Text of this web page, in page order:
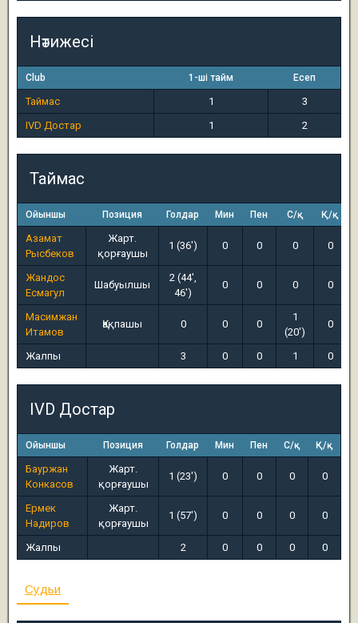
Нәтижесі
Club 1-ші тайм Есеп
Таймас 1
3
IVD Достар
1 2
Таймас
Ойыншы Позиция Голдар Мин Пен С/қ Қ/қ
Азамат
Рысбеков
Жарт.
қорғаушы
1 (36') 0 0 0 0
Жандос
Есмагул
Шабуылшы
2 (44',
46')
0 0 0 0
Масимжан
Итамов
Қақпашы 0 0 0
1
(20')
0
Жалпы 3 0 0 1 0
IVD Достар
Ойыншы Позиция Голдар Мин Пен С/қ Қ/қ
Бауржан
Конкасов
Жарт.
қорғаушы
1 (23') 0 0 0 0
Ермек
Надиров
Жарт.
қорғаушы
1 (57') 0 0 0 0
Жалпы 2 0 0 0 0
Судьи